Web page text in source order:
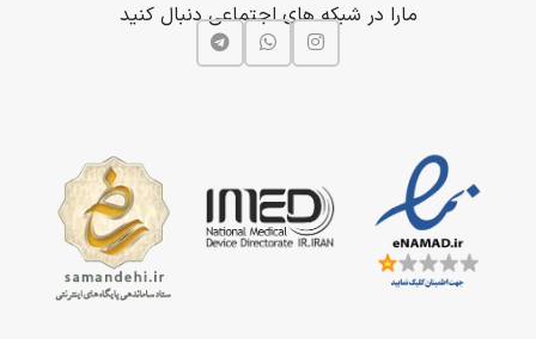
مارا در شبکه های اجتماعی دنبال کنید